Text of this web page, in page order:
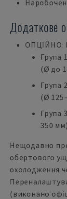
Додаткове
ОПЦІЙНО:
Група
(Ø до
Група
(Ø
Група
350 мм)
Нещодавно
обертового
охолодження
(виконано